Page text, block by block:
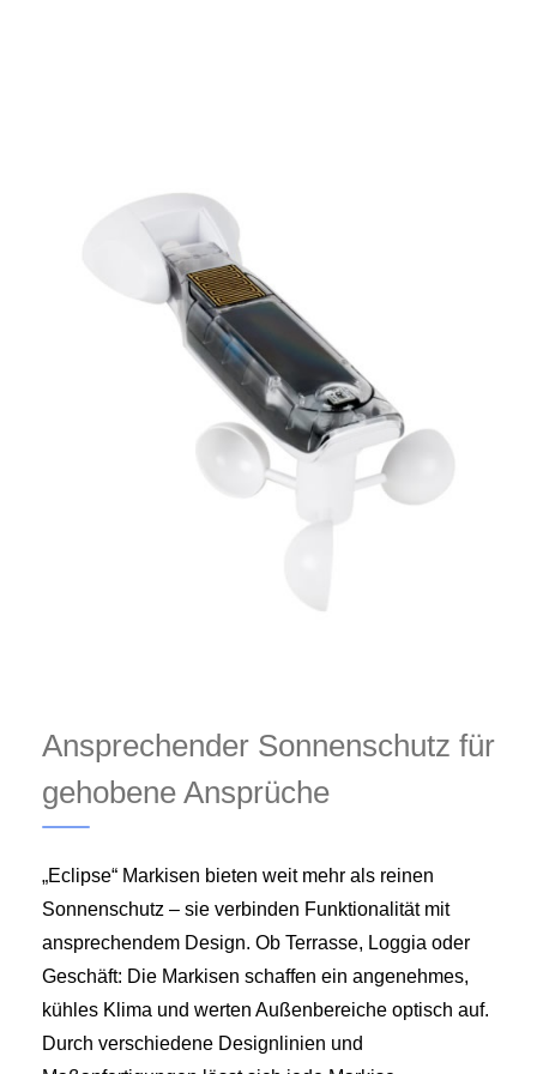
Ansprechender Sonnenschutz für
gehobene Ansprüche
„Eclipse“ Markisen bieten weit mehr als reinen
Sonnenschutz – sie verbinden Funktionalität mit
ansprechendem Design. Ob Terrasse, Loggia oder
Geschäft: Die Markisen schaffen ein angenehmes,
kühles Klima und werten Außenbereiche optisch auf.
Durch verschiedene Designlinien und